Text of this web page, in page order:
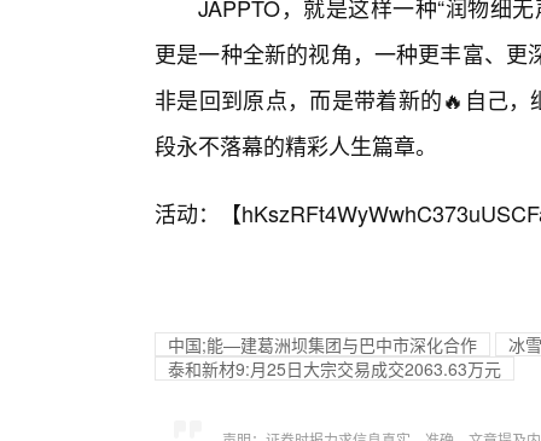
JAPPTO，就是这样一种“润物细
更是一种全新的视角，一种更丰富、
非是回到原点，而是带着新的🔥自己
段永不落幕的精彩人生篇章。
活动：【
中国;能—建葛洲坝集团与巴中市深化合作
冰
泰和新材9:月25日大宗交易成交2063.63万元